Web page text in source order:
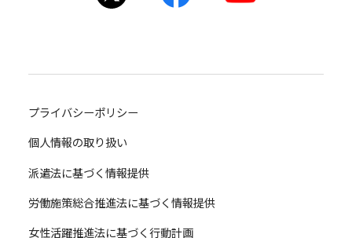
プライバシーポリシー
個人情報の取り扱い
派遣法に基づく情報提供
労働施策総合推進法に基づく情報提供
女性活躍推進法に基づく行動計画